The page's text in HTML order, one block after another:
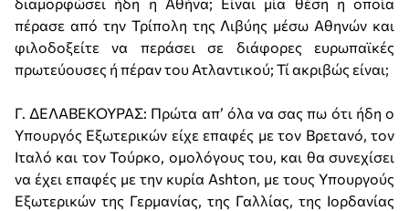
πέρασε από την Τρίπολη της Λιβύης μέσω Αθηνών και
φιλοδοξείτε να περάσει σε διάφορες ευρωπαϊκές
πρωτεύουσες ή πέραν του Ατλαντικού; Τί ακριβώς είναι;
Γ. ΔΕΛΑΒΕΚΟΥΡΑΣ: Πρώτα απ’ όλα να σας πω ότι ήδη ο
Υπουργός Εξωτερικών είχε επαφές με τον Βρετανό, τον
Ιταλό και τον Τούρκο, ομολόγους του, και θα συνεχίσει
να έχει επαφές με την κυρία Ashton, με τους Υπουργούς
Εξωτερικών της Γερμανίας, της Γαλλίας, της Ιορδανίας